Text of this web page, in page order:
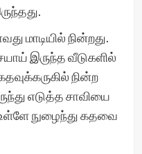
மாடியில் நின்றது.
இருந்த வீடுகளில்
நின்ற
எடுத்த சாவியை
நுழைந்து கதவை